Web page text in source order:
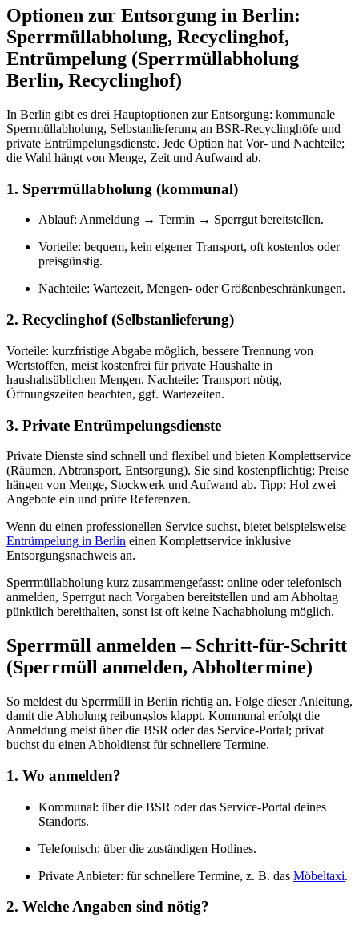
Optionen zur Entsorgung in Berlin:
Sperrmüllabholung, Recyclinghof,
Entrümpelung (Sperrmüllabholung
Berlin, Recyclinghof)
In Berlin gibt es drei Hauptoptionen zur Entsorgung: kommunale
Sperrmüllabholung, Selbstanlieferung an BSR-Recyclinghöfe und
private Entrümpelungsdienste. Jede Option hat Vor- und Nachteile;
die Wahl hängt von Menge, Zeit und Aufwand ab.
1. Sperrmüllabholung (kommunal)
Ablauf: Anmeldung → Termin → Sperrgut bereitstellen.
Vorteile: bequem, kein eigener Transport, oft kostenlos oder
preisgünstig.
Nachteile: Wartezeit, Mengen- oder Größenbeschränkungen.
2. Recyclinghof (Selbstanlieferung)
Vorteile: kurzfristige Abgabe möglich, bessere Trennung von
Wertstoffen, meist kostenfrei für private Haushalte in
haushaltsüblichen Mengen. Nachteile: Transport nötig,
Öffnungszeiten beachten, ggf. Wartezeiten.
3. Private Entrümpelungsdienste
Private Dienste sind schnell und flexibel und bieten Komplettservice
(Räumen, Abtransport, Entsorgung). Sie sind kostenpflichtig; Preise
hängen von Menge, Stockwerk und Aufwand ab. Tipp: Hol zwei
Angebote ein und prüfe Referenzen.
Wenn du einen professionellen Service suchst, bietet beispielsweise
Entrümpelung in Berlin einen Komplettservice inklusive
Entsorgungsnachweis an.
Sperrmüllabholung kurz zusammengefasst: online oder telefonisch
anmelden, Sperrgut nach Vorgaben bereitstellen und am Abholtag
pünktlich bereithalten, sonst ist oft keine Nachabholung möglich.
Sperrmüll anmelden – Schritt-für-Schritt
(Sperrmüll anmelden, Abholtermine)
So meldest du Sperrmüll in Berlin richtig an. Folge dieser Anleitung,
damit die Abholung reibungslos klappt. Kommunal erfolgt die
Anmeldung meist über die BSR oder das Service-Portal; privat
buchst du einen Abholdienst für schnellere Termine.
1. Wo anmelden?
Kommunal: über die BSR oder das Service-Portal deines
Standorts.
Telefonisch: über die zuständigen Hotlines.
Private Anbieter: für schnellere Termine, z. B. das Möbeltaxi.
2. Welche Angaben sind nötig?